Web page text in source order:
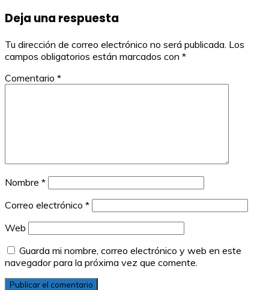
entradas
Deja una respuesta
Tu dirección de correo electrónico no será publicada. Los
campos obligatorios están marcados con *
Comentario *
Nombre *
Correo electrónico *
Web
Guarda mi nombre, correo electrónico y web en este
navegador para la próxima vez que comente.